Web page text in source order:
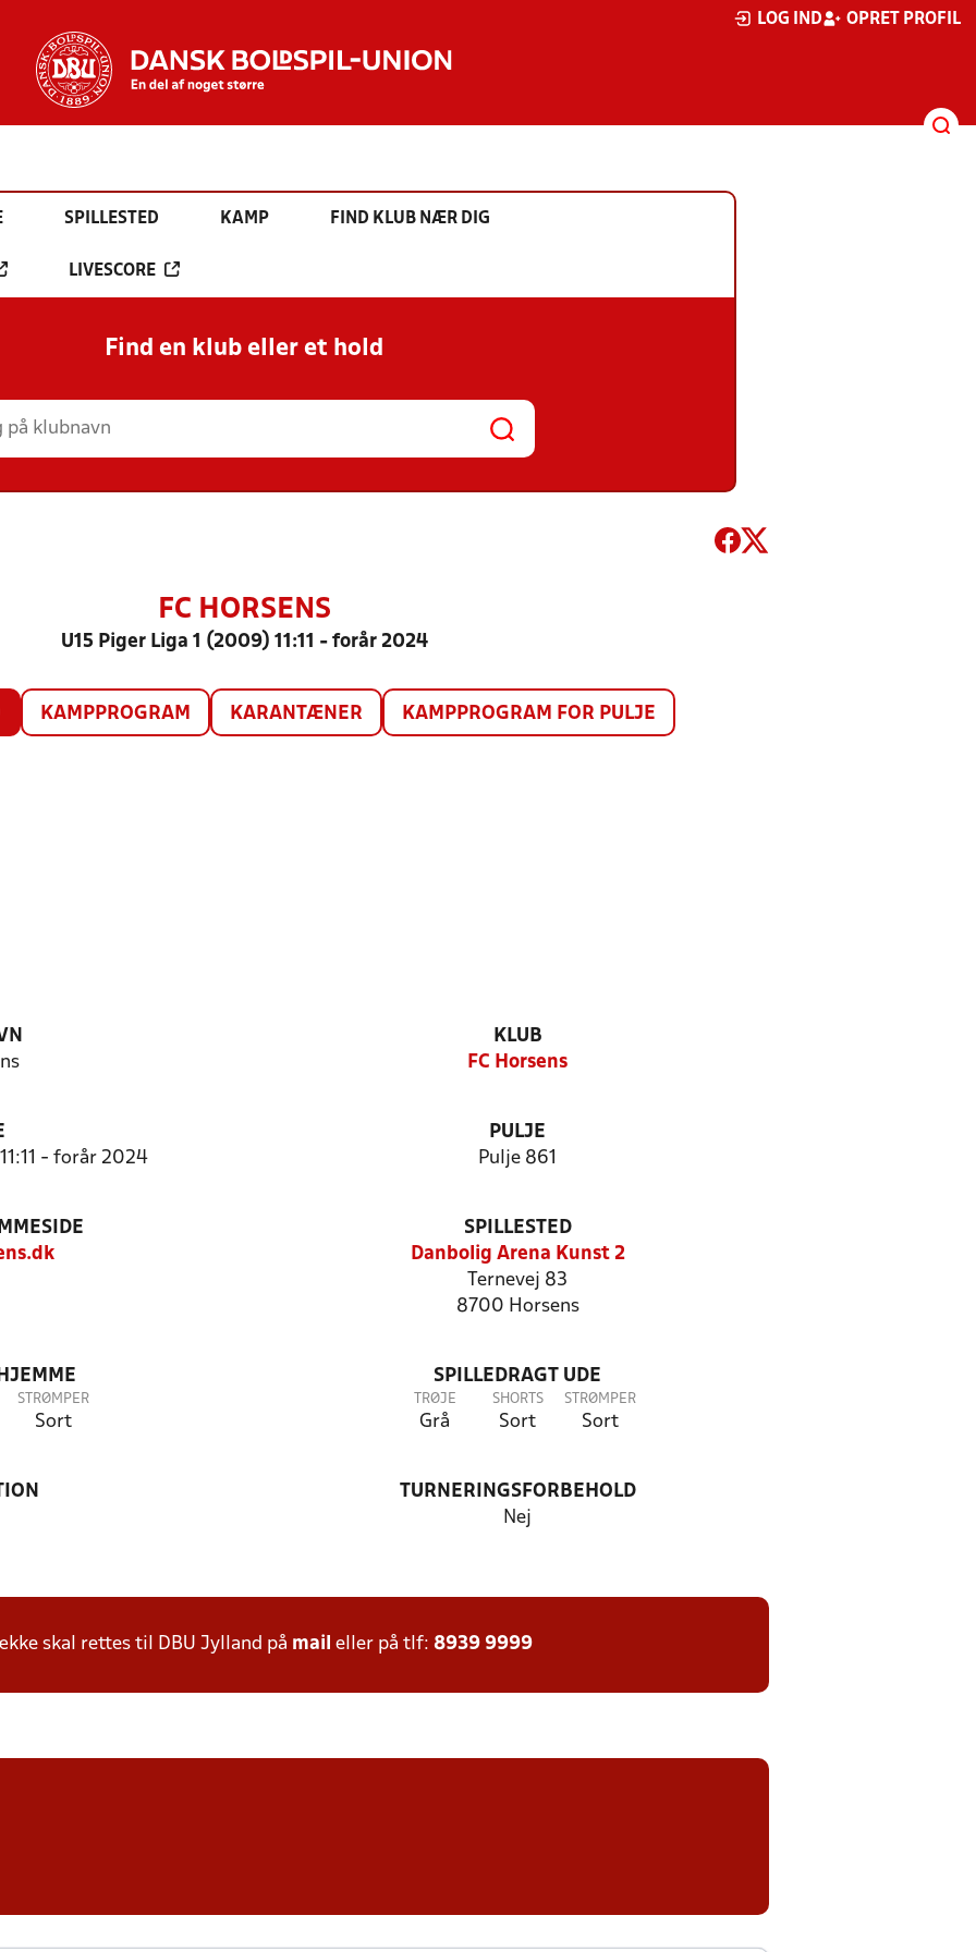
LOG IND OPRET PROFIL
SPILLESTED KAMP FIND KLUB NÆR DIG
LIVESCORE
Find en klub eller et hold
FC HORSENS
U15 Piger Liga 1 (2009) 11:11 - forår 2024
KAMPPROGRAM KARANTÆNER KAMPPROGRAM FOR PULJE
KLUB
FC Horsens
- forår 2024
PULJE
Pulje 861
SPILLESTED
Danbolig Arena Kunst 2
Ternevej 83
8700 Horsens
STRØMPER
Sort
SPILLEDRAGT UDE
TRØJE
Grå
SHORTS
Sort
STRØMPER
Sort
TURNERINGSFORBEHOLD
Nej
skal rettes til DBU Jylland på mail eller på tlf: 8939 9999